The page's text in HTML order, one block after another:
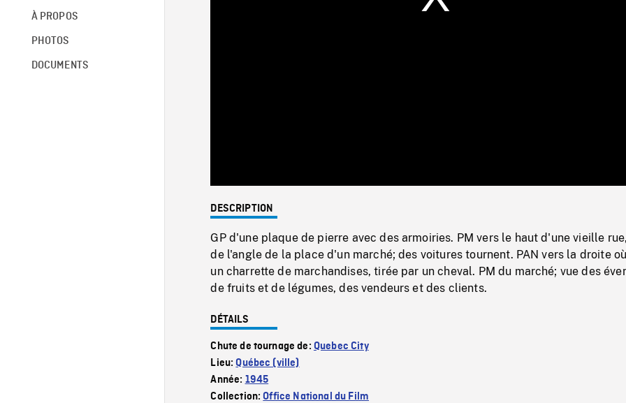
À PROPOS
PHOTOS
DOCUMENTS
0%
DESCRIPTION
GP d'une plaque de pierre avec des armoiries. PM vers le haut d'une vieille
de l'angle de la place d'un marché; des voitures tournent. PAN vers la droite
un charrette de marchandises, tirée par un cheval. PM du marché; vue des
de fruits et de légumes, des vendeurs et des clients.
DÉTAILS
Chute de tournage de: Quebec City
Lieu:Québec (ville)
Année: 1945
Collection:Office National du Film